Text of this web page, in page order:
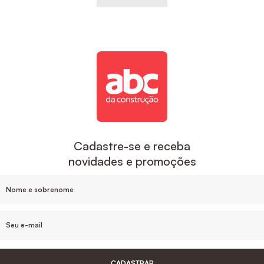
Cadastre-se e receba
novidades e promoções